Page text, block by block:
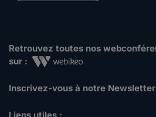
Retrouvez toutes nos
sur :
Inscrivez-vous à notre Newsletter